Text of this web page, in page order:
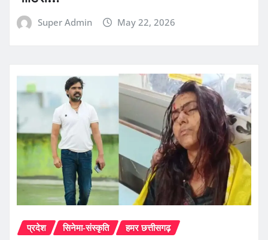
Super Admin May 22, 2026
प्रदेश सिनेमा-संस्कृति हमर छत्तीसगढ़